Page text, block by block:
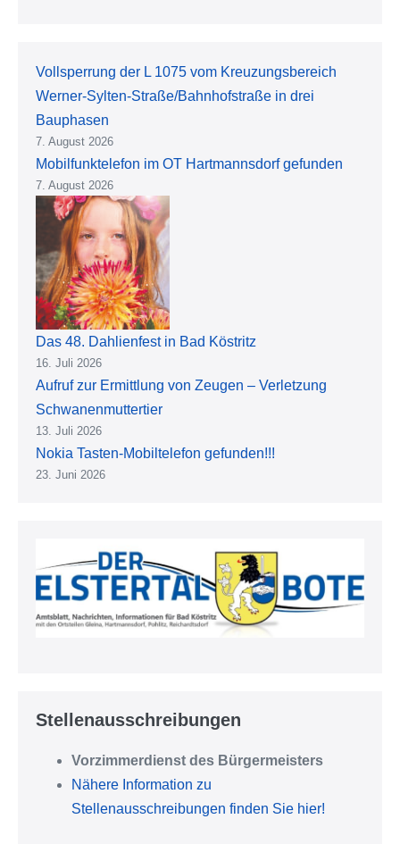
Vollsperrung der L 1075 vom Kreuzungsbereich
Werner-Sylten-Straße/Bahnhofstraße in drei
Bauphasen
7. August 2026
Mobilfunktelefon im OT Hartmannsdorf gefunden
7. August 2026
Das 48. Dahlienfest in Bad Köstritz
16. Juli 2026
Aufruf zur Ermittlung von Zeugen – Verletzung
Schwanenmuttertier
13. Juli 2026
Nokia Tasten-Mobiltelefon gefunden!!!
23. Juni 2026
Stellenausschreibungen
Vorzimmerdienst des Bürgermeisters
Nähere Information zu
Stellenausschreibungen finden Sie hier!